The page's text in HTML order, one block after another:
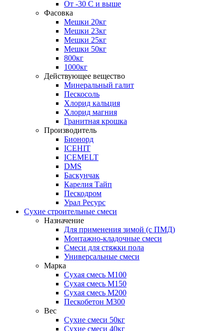
От -30 С и выше
Фасовка
Мешки 20кг
Мешки 23кг
Мешки 25кг
Мешки 50кг
800кг
1000кг
Действующее вещество
Минеральный галит
Пескосоль
Хлорид кальция
Хлорид магния
Гранитная крошка
Производитель
Бионорд
ICEHIT
ICEMELT
DMS
Баскунчак
Карелия Тайп
Пескодром
Урал Ресурс
Сухие строительные смеси
Назначение
Для применения зимой (с ПМД)
Монтажно-кладочные смеси
Смеси для стяжки пола
Универсальные смеси
Марка
Сухая смесь М100
Сухая смесь М150
Сухая смесь М200
Пескобетон М300
Вес
Сухие смеси 50кг
Сухие смеси 40кг